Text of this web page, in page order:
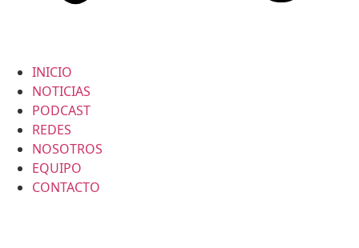
INICIO
NOTICIAS
PODCAST
REDES
NOSOTROS
EQUIPO
CONTACTO